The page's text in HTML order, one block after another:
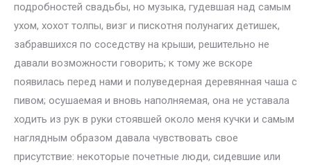
подробностей свадьбы, но музыка, гудевшая над самым
ухом, хохот толпы, визг и пискотня полунагих детишек,
забравшихся по соседству на крыши, решительно не
давали возможности говорить; к тому же вскоре
появилась перед нами и полуведерная деревянная чаша с
пивом; осушаемая и вновь наполняемая, она не уставала
ходить из рук в руки стоявшей около меня кучки и самым
наглядным образом давала чувствовать свое
присутствие: некоторые почетные люди, сидевшие или